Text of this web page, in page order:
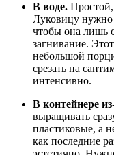
В воде.
Луковицу нужно
чтобы она лишь
загнивание.
небольшой
срезать на
интенсивно.
В контейнере
выращивать
пластиковые, а
как последние